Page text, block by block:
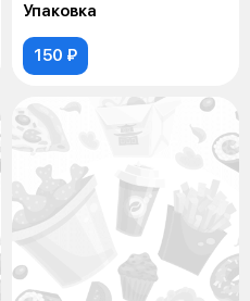
Упаковка
150 ₽